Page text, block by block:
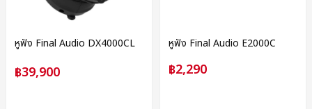
หูฟัง Final Audio DX4000CL
฿39,900
หูฟัง Final Audio E2000C
฿2,290